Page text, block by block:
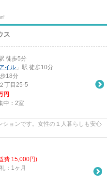
ス
徒歩5分
イル 」駅 徒歩10分
18分
２丁目25-5
円
中： 2室
ョンです。女性の１人暮らしも安心
費 15,000円)
：1ヶ月